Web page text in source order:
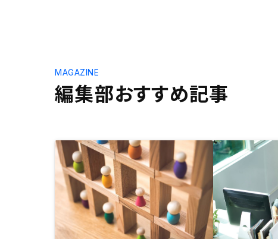
編集部おすすめ記事
MAGAZINE